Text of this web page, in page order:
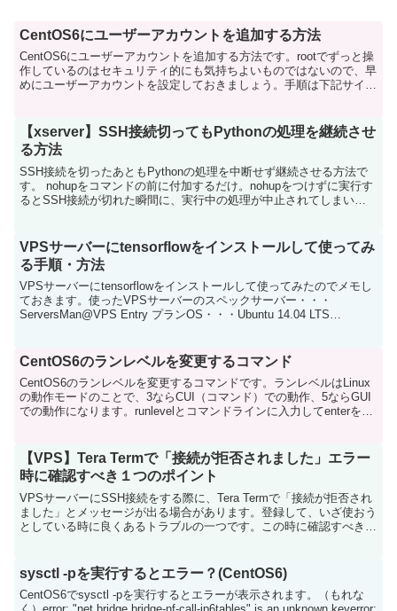
CentOS6にユーザーアカウントを追加する方法
CentOS6にユーザーアカウントを追加する方法です。rootでずっと操
作しているのはセキュリティ的にも気持ちよいものではないので、早
めにユーザーアカウントを設定しておきましょう。手順は下記サイト
【xserver】SSH接続切ってもPythonの処理を継続させ
る方法
SSH接続を切ったあともPythonの処理を中断せず継続させる方法で
す。 nohupをコマンドの前に付加するだけ。nohupをつけずに実行す
るとSSH接続が切れた瞬間に、実行中の処理が中止されてしまいま
VPSサーバーにtensorflowをインストールして使ってみ
る手順・方法
VPSサーバーにtensorflowをインストールして使ってみたのでメモし
ておきます。使ったVPSサーバーのスペックサーバー・・・
ServersMan@VPS Entry プランOS・・・Ubuntu 14.04 LTS
CentOS6のランレベルを変更するコマンド
CentOS6のランレベルを変更するコマンドです。ランレベルはLinux
の動作モードのことで、3ならCUI（コマンド）での動作、5ならGUI
での動作になります。runlevelとコマンドラインに入力してenterを押
【VPS】Tera Termで「接続が拒否されました」エラー
時に確認すべき１つのポイント
VPSサーバーにSSH接続をする際に、Tera Termで「接続が拒否され
ました」とメッセージが出る場合があります。登録して、いざ使おう
としている時に良くあるトラブルの一つです。この時に確認すべき
sysctl -pを実行するとエラー？(CentOS6)
CentOS6でsysctl -pを実行するとエラーが表示されます。（もれな